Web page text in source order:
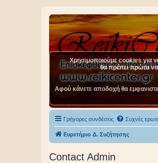
Γρήγορες συνδέσεις Συχνές
Ευρετήριο Δ. Συζήτησης
Contact Admin
Χρησιμοποιούμε cookies για
θα πρέπει πρώτα
Αφού κάνετε αποδοχή θα